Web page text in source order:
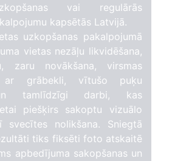
vai regulārās
kapsētās Latvijā.
uzkopšanas pakalpojumā
vietas nezāļu likvidēšana,
zaru novākšana, virsmas
ar grābekli, vītušo puķu
tamlīdzīgi darbi, kas
piešķirs sakoptu vizuālo
nolikšana. Sniegtā
tiks fiksēti foto atskaitē
apbedījuma sakopšanas un